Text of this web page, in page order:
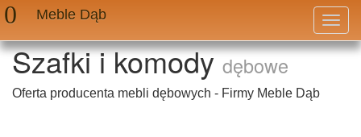
Meble Dąb
Szafki i komodydębowe
Oferta producenta mebli dębowych - Firmy Meble Dąb